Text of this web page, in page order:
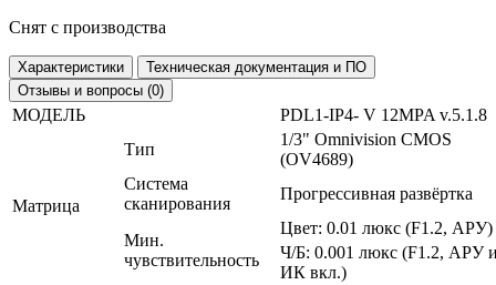
Снят с производства
Характеристики
Техническая документация и ПО
Отзывы и вопросы (0)
МОДЕЛЬ PDL1-IP4- V 12MPA v.5.1.8
Матрица
Тип
1/3" Omnivision CMOS
(OV4689)
Система
сканирования
Прогрессивная развёртка
Мин.
чувствительность
Цвет: 0.01 люкс (F1.2, АРУ)
Ч/Б: 0.001 люкс (F1.2, АРУ
ИК вкл.)